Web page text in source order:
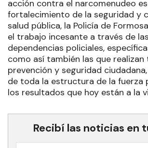
acción contra el narcomenudeo
fortalecimiento de la seguridad y
salud pública, la Policía de
el trabajo incesante a través de
dependencias policiales,
como así también las que realizan
prevención y seguridad
de toda la estructura de la fuerza
los resultados que hoy están a la
Recibí las noticias en